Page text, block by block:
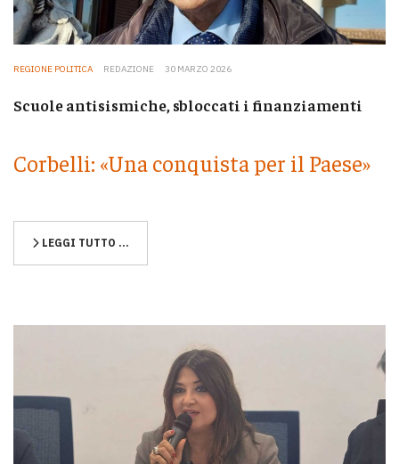
REGIONE POLITICA REDAZIONE 30 MARZO 2026
Scuole antisismiche, sbloccati i finanziamenti
Corbelli: «Una conquista per il Paese»
LEGGI TUTTO …